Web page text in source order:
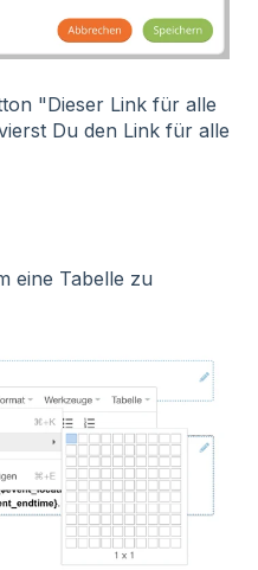
"Dieser Link für alle
Du den Link für alle
eine Tabelle zu